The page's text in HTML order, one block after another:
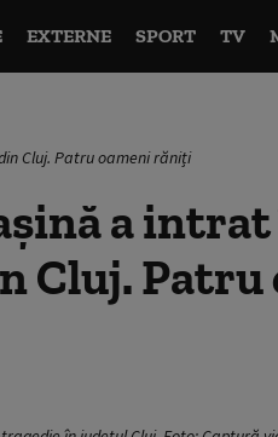
EXTERNE SPORT TV
Cluj. Patru oameni răniți
a
Cluj.